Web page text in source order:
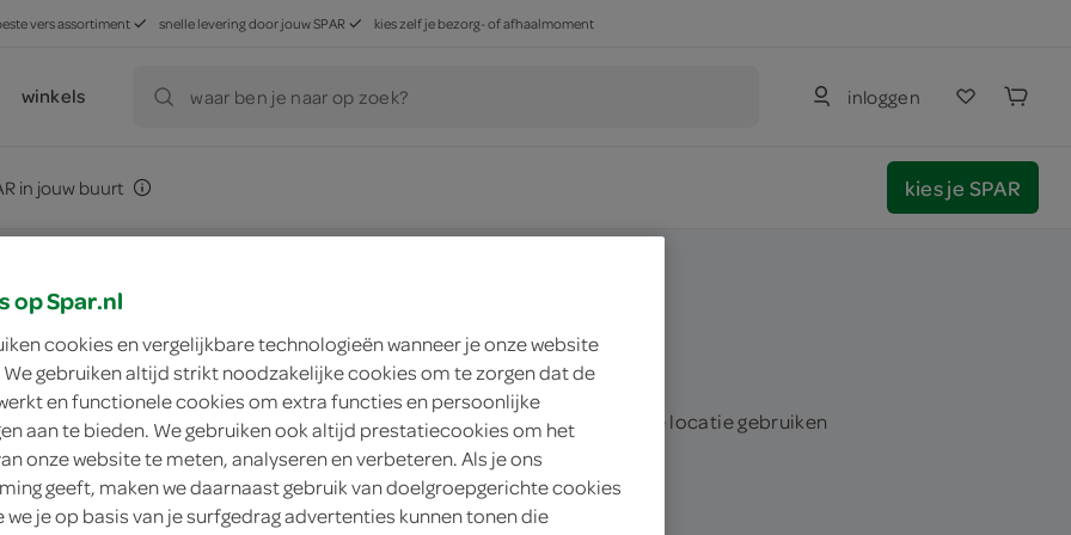
vers assortiment snelle levering door jouw SPAR kies zelf je bezorg- of afhaalmoment
winkels waar ben je naar op zoek? inloggen
in jouw buurt kies je SPAR
Nederland
nu open
na 20:00
vind mijn spar huidige locatie gebruiken
op Spar.nl
cookies en vergelijkbare technologieën wanneer je onze website
gebruiken altijd strikt noodzakelijke cookies om te zorgen dat de
en functionele cookies om extra functies en persoonlijke
aan te bieden. We gebruiken ook altijd prestatiecookies om het
onze website te meten, analyseren en verbeteren. Als je ons
geeft, maken we daarnaast gebruik van doelgroepgerichte cookies
we je op basis van je surfgedrag advertenties kunnen tonen die